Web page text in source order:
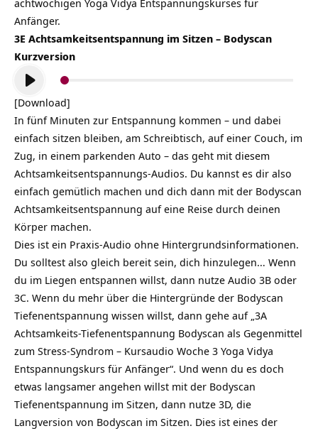
achtwöchigen Yoga Vidya Entspannungskurses für
Anfänger.
3E Achtsamkeitsentspannung im Sitzen – Bodyscan
Kurzversion
Audio-
Player
[Download]
In fünf Minuten zur Entspannung kommen – und dabei
einfach sitzen bleiben, am Schreibtisch, auf einer Couch, im
Zug, in einem parkenden Auto – das geht mit diesem
Achtsamkeitsentspannungs-Audios. Du kannst es dir also
einfach gemütlich machen und dich dann mit der Bodyscan
Achtsamkeitsentspannung auf eine Reise durch deinen
Körper machen.
Dies ist ein Praxis-Audio ohne Hintergrundsinformationen.
Du solltest also gleich bereit sein, dich hinzulegen… Wenn
du im Liegen entspannen willst, dann nutze Audio 3B oder
3C. Wenn du mehr über die Hintergründe der Bodyscan
Tiefenentspannung wissen willst, dann gehe auf „3A
Achtsamkeits-Tiefenentspannung Bodyscan als Gegenmittel
zum Stress-Syndrom – Kursaudio Woche 3 Yoga Vidya
Entspannungskurs für Anfänger“. Und wenn du es doch
etwas langsamer angehen willst mit der Bodyscan
Tiefenentspannung im Sitzen, dann nutze 3D, die
Langversion von Bodyscan im Sitzen. Dies ist eines der